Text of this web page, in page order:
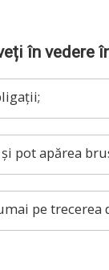
în vedere
pot apărea
pe trecerea